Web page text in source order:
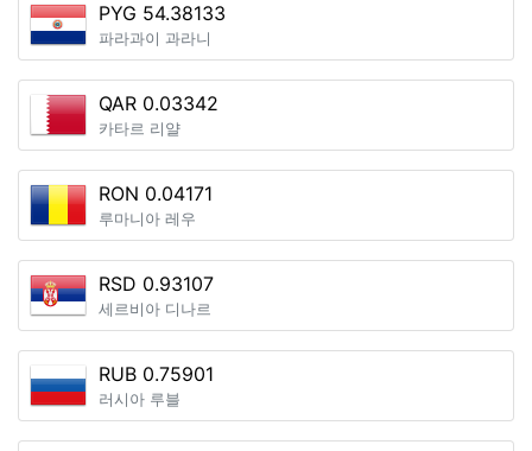
PYG 54.38133
파라과이 과라니
QAR 0.03342
카타르 리얄
RON 0.04171
루마니아 레우
RSD 0.93107
세르비아 디나르
RUB 0.75901
러시아 루블